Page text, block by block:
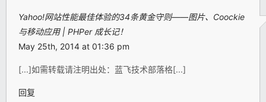
Yahoo!网站性能最佳体验的34条黄金守则——图片、Coockie
与移动应用 | PHPer 成长记！
May 25th, 2014 at 01:36 pm
[...]如需转载请注明出处：蓝飞技术部落格[...]
回复